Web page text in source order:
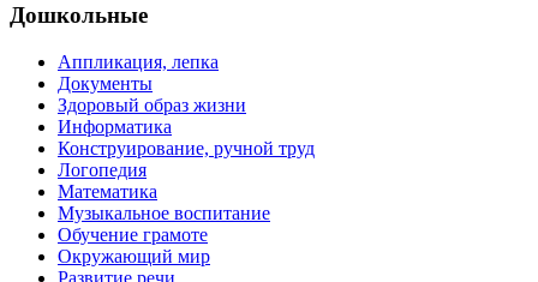
Дошкольные
Аппликация, лепка
Документы
Здоровый образ жизни
Информатика
Конструирование, ручной труд
Логопедия
Математика
Музыкальное воспитание
Обучение грамоте
Окружающий мир
Развитие речи